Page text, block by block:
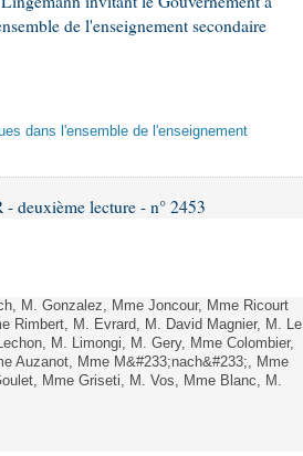
de l'enseignement secondaire
dans l'ensemble de l'enseignement
deuxième lecture - n° 2453
M. Gonzalez, Mme Joncour, Mme Ricourt
Rimbert, M. Evrard, M. David Magnier, M. Le
M. Limongi, M. Gery, Mme Colombier,
Auzanot, Mme M&#233;nach&#233;, Mme
Mme Griseti, M. Vos, Mme Blanc, M.